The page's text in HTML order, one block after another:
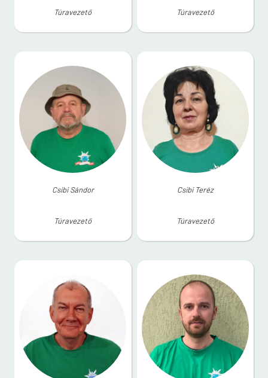
Túravezető Túravezető
Csibi Sándor
Túravezető
Csibi Teréz
Túravezető